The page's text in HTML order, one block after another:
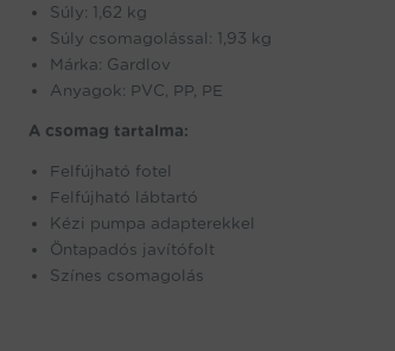
Súly: 1,62 kg
Súly csomagolással: 1,93 kg
Márka: Gardlov
Anyagok: PVC, PP, PE
A csomag tartalma:
Felfújható fotel
Felfújható lábtartó
Kézi pumpa adapterekkel
Öntapadós javítófolt
Színes csomagolás